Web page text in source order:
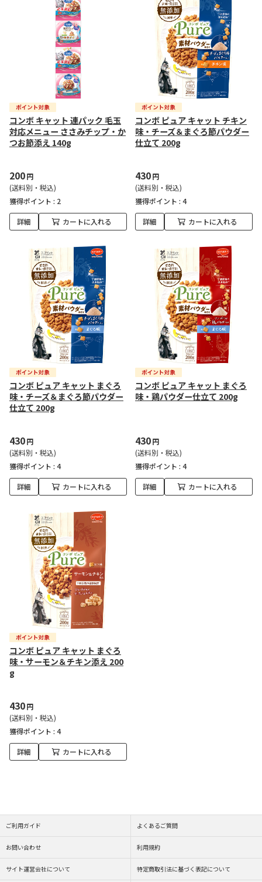
コンボ キャット 連パック 毛玉
対応メニュー ささみチップ・か
つお節添え 140g
200円
(送料別・税込)
獲得ポイント : 2
詳細 カートに入れる
コンボ ピュア キャット チキン
味・チーズ＆まぐろ節パウダー
仕立て 200g
430円
(送料別・税込)
獲得ポイント : 4
詳細 カートに入れる
コンボ ピュア キャット まぐろ
味・チーズ＆まぐろ節パウダー
仕立て 200g
430円
(送料別・税込)
獲得ポイント : 4
詳細 カートに入れる
コンボ ピュア キャット まぐろ
味・鶏パウダー仕立て 200g
430円
(送料別・税込)
獲得ポイント : 4
詳細 カートに入れる
コンボ ピュア キャット まぐろ
味・サーモン＆チキン添え 200
g
430円
(送料別・税込)
獲得ポイント : 4
詳細 カートに入れる
ご利用ガイド よくあるご質問
お問い合わせ 利用規約
サイト運営会社について 特定商取引法に基づく表記について